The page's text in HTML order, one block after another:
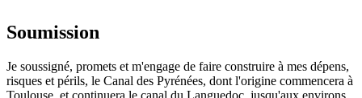
Soumission
Je soussigné, promets et m'engage de faire construire à mes dépens,
risques et périls, le Canal des Pyrénées, dont l'origine commencera à